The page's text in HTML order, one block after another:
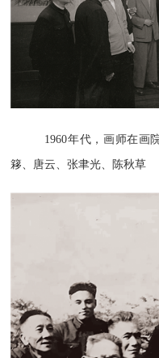
1960年代，画师在画
簃、唐云、张聿光、陈秋草